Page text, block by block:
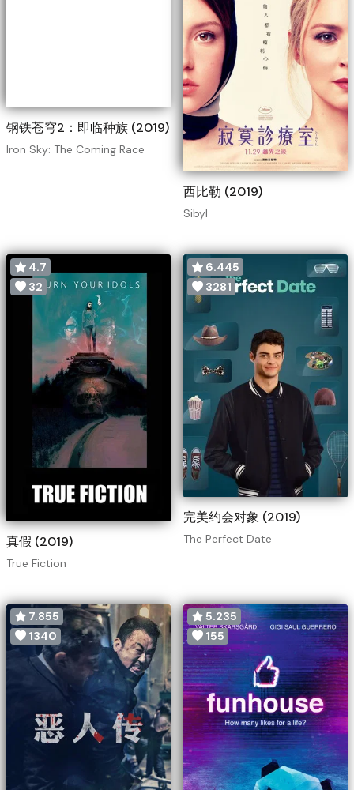
钢铁苍穹2：即临种族 (2019)
Iron Sky: The Coming Race
西比勒 (2019)
Sibyl
4.7
32
真假 (2019)
True Fiction
6.445
3281
完美约会对象 (2019)
The Perfect Date
7.855
1340
5.235
155